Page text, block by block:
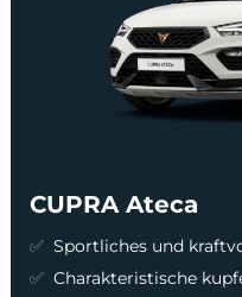
CUPRA Ateca
Sportliches und
Charakteristische